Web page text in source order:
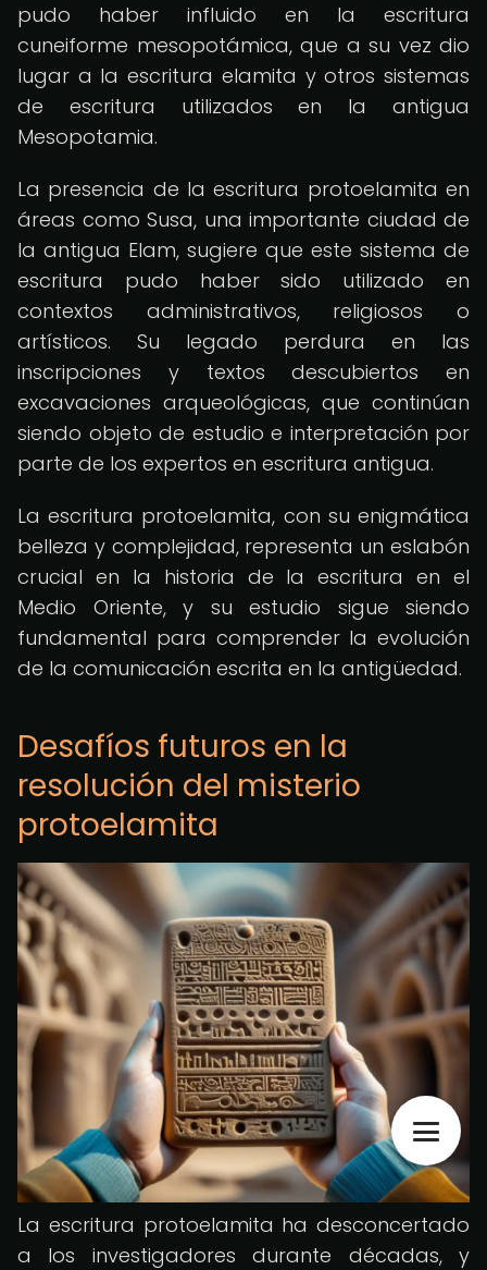
pudo haber influido en la escritura
cuneiforme mesopotámica, que a su vez dio
lugar a la escritura elamita y otros sistemas
de escritura utilizados en la antigua
Mesopotamia.
La presencia de la escritura protoelamita en
áreas como Susa, una importante ciudad de
la antigua Elam, sugiere que este sistema de
escritura pudo haber sido utilizado en
contextos administrativos, religiosos o
artísticos. Su legado perdura en las
inscripciones y textos descubiertos en
excavaciones arqueológicas, que continúan
siendo objeto de estudio e interpretación por
parte de los expertos en escritura antigua.
La escritura protoelamita, con su enigmática
belleza y complejidad, representa un eslabón
crucial en la historia de la escritura en el
Medio Oriente, y su estudio sigue siendo
fundamental para comprender la evolución
de la comunicación escrita en la antigüedad.
Desafíos futuros en la
resolución del misterio
protoelamita
La escritura protoelamita ha desconcertado
a los investigadores durante décadas, y